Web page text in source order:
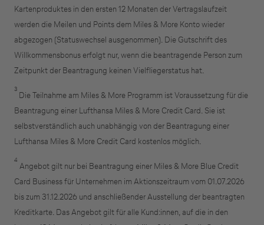
Kartenproduktes in den ersten 12 Monaten der Vertragslaufzeit
werden die Meilen und Points dem Miles & More Konto wieder
abgezogen (Statuswechsel ausgenommen). Die Gutschrift des
Willkommensbonus erfolgt nur, wenn die beantragende Person zum
Zeitpunkt der Beantragung keinen Vielfliegerstatus hat.
3
Die Teilnahme am Miles & More Programm ist Voraussetzung für die
Beantragung einer Lufthansa Miles & More Credit Card. Sie ist
selbstverständlich auch unabhängig von der Beantragung einer
Lufthansa Miles & More Credit Card kostenlos möglich.
4
Angebot gilt nur bei Beantragung einer Miles & More Blue Credit
Card Business für Unternehmen im Aktionszeitraum vom 01.07.2026
bis zum 31.12.2026 und anschließender Ausstellung der beantragten
Kreditkarte. Das Angebot gilt für alle Kund:innen, auf die in den